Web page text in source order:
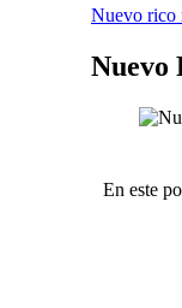
Nuevo rico
Nuevo
En este